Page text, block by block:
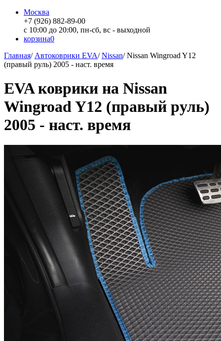
Москва
+7 (926) 882-89-00
с 10:00 до 20:00, пн-сб, вс - выходной
корзина0
Главная/ Автоковрики EVA/Nissan/Nissan Wingroad Y12
(правый руль) 2005 - наст. время
EVA коврики на Nissan
Wingroad Y12 (правый руль)
2005 - наст. время